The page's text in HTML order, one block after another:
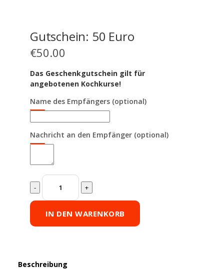
Gutschein: 50 Euro
€50.00
Das Geschenkgutschein gilt für
angebotenen Kochkurse!
Name des Empfängers (optional)
Nachricht an den Empfänger (optional)
Gutschein:
50
Euro
quantity
IN DEN WARENKORB
Beschreibung